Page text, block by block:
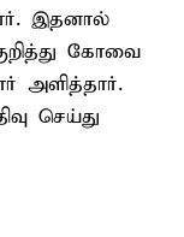
இதனால்
கோவை
அளித்தார்.
செய்து